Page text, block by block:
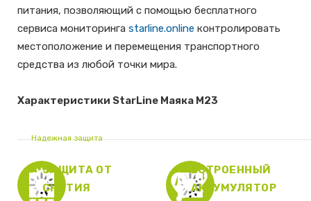
питания, позволяющий с помощью бесплатного
сервиса мониторинга starline.online контролировать
местоположение и перемещения транспортного
средства из любой точки мира.
Характеристики StarLine Маяка M23
Надежная защита
ЗАЩИТА ОТ
СНЯТИЯ
ВСТРОЕННЫЙ
АККУМУЛЯТОР